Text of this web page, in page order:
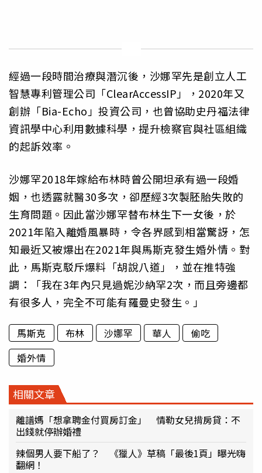
經過一段時間治療與潛沉後，沙娜罕先是創立人工
智慧專利管理公司「ClearAccessIP」，2020年又
創辦「Bia-Echo」投資公司，也曾協助史丹福法律
資訊學中心利用數據科學，提升檢察官與社區組織
的起訴效率。
沙娜罕2018年嫁給布林時曾公開坦承有過一段婚
姻，也透露就醫30多次，卻歷經3次製胚胎失敗的
生育問題。因此當沙娜罕替布林生下一女後，於
2021年陷入離婚風暴時，令各界感到相當驚訝，怎
知最近又被爆出在2021年與馬斯克發生婚外情。對
此，馬斯克駁斥爆料「胡說八道」，並在推特強
調：「我在3年內只見過妮沙納罕2次，而且旁邊都
有很多人，完全不可能有羅曼史發生。」
馬斯克 布林 沙娜罕 華人
偷吃
婚外情
相關文章
離譜媽「想拿聘金付買房訂金」 情勒女兒揹房貸：不
出錢就停辦婚禮
辣個男人要下船了？ 《獵人》草稿「最後1頁」曝光嗨
翻網！